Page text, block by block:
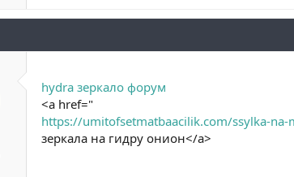
hydra зеркало форум
<a href="
https://umitofsetmatbaacilik.com/ssylka-
зеркала на гидру онион</a>